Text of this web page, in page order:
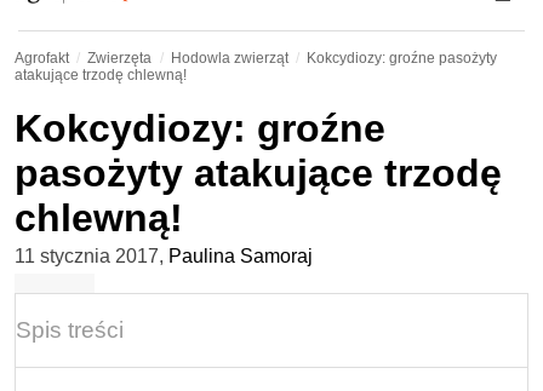
Agrofakt Zwierzęta Hodowla zwierząt
Kokcydiozy: groźne pasożyty
atakujące trzodę chlewną!
Kokcydiozy: groźne
pasożyty atakujące trzodę
chlewną!
11 stycznia 2017, Paulina Samoraj
Spis treści